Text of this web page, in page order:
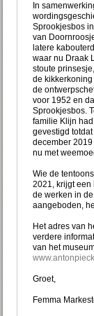
In
Sprookjesbos
van
latere
waar nu Draak
stoute
de
de
voor 1952 en
Sprookjesbos.
familie Klijn
gevestigd
december
nu met
Wie de
2021, krijgt een
de werken in
aangeboden,
Het adres van
verdere
van het
Groet,
Femma